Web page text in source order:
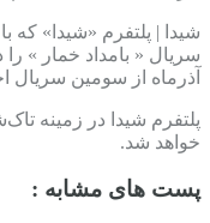
شیدا | پلتفرم «شیدا»
آذرماه از سومین سریال
پلتفرم شیدا در زمینه
خواهد شد.
پست های مشابه :